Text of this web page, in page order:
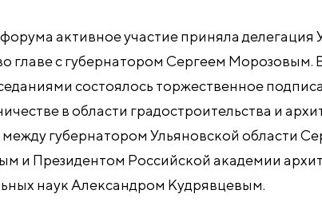
активное участие приняла делегация
главе с губернатором Сергеем Морозовым.
состоялось торжественное
в области градостроительства и
губернатором Ульяновской области
и Президентом Российской академии
наук Александром Кудрявцевым.